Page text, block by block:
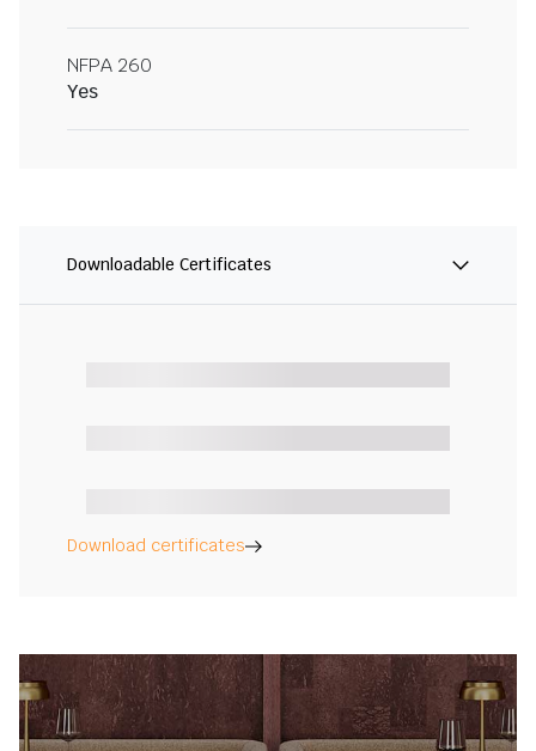
NFPA 260
Yes
Downloadable Certificates
Download certificates